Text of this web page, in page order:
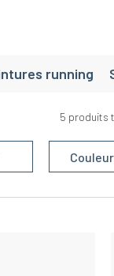
running
5 produits
Couleur